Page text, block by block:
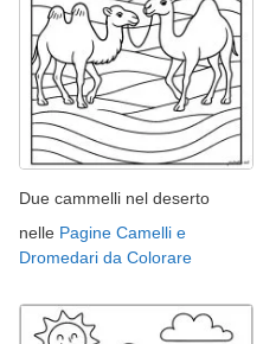
Due cammelli nel deserto
nelle Pagine Camelli e
Dromedari da Colorare